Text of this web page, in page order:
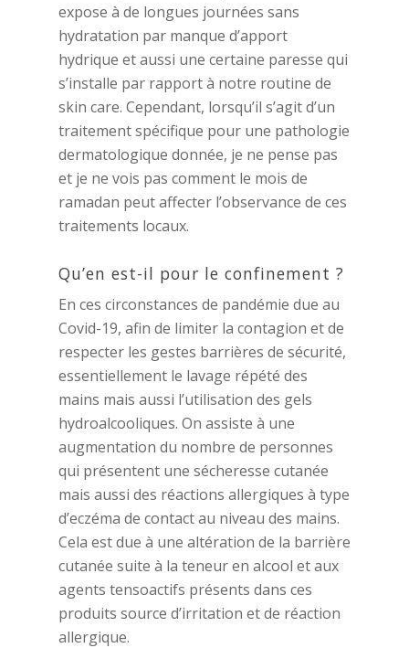
expose à de longues journées sans
hydratation par manque d’apport
hydrique et aussi une certaine paresse qui
s’installe par rapport à notre routine de
skin care. Cependant, lorsqu’il s’agit d’un
traitement spécifique pour une pathologie
dermatologique donnée, je ne pense pas
et je ne vois pas comment le mois de
ramadan peut affecter l’observance de ces
traitements locaux.
Qu’en est-il pour le confinement ?
En ces circonstances de pandémie due au
Covid-19, afin de limiter la contagion et de
respecter les gestes barrières de sécurité,
essentiellement le lavage répété des
mains mais aussi l’utilisation des gels
hydroalcooliques. On assiste à une
augmentation du nombre de personnes
qui présentent une sécheresse cutanée
mais aussi des réactions allergiques à type
d’eczéma de contact au niveau des mains.
Cela est due à une altération de la barrière
cutanée suite à la teneur en alcool et aux
agents tensoactifs présents dans ces
produits source d’irritation et de réaction
allergique.